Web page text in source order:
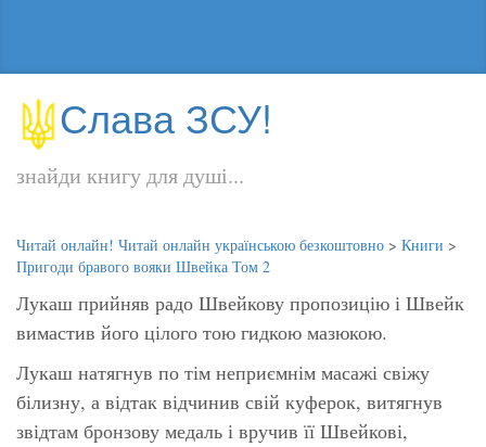
Слава ЗСУ!
знайди книгу для душі...
Читай онлайн! Читай онлайн українською безкоштовно > Книги >
Пригоди бравого вояки Швейка Том 2
Лукаш прийняв радо Швейкову пропозицію і Швейк
вимастив його цілого тою гидкою мазюкою.
Лукаш натягнув по тім неприємнім масажі свіжу
білизну, а відтак відчинив свій куферок, витягнув
звідтам бронзову медаль і вручив її Швейкові,